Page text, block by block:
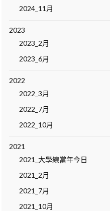
2024_11月
2023
2023_2月
2023_6月
2022
2022_3月
2022_7月
2022_10月
2021
2021_大學線當年今日
2021_2月
2021_7月
2021_10月